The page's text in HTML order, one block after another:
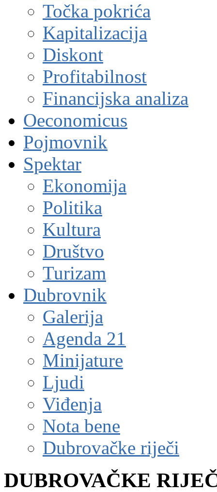
Točka pokrića
Kapitalizacija
Diskont
Profitabilnost
Financijska analiza
Oeconomicus
Pojmovnik
Spektar
Ekonomija
Politika
Kultura
Društvo
Turizam
Dubrovnik
Galerija
Agenda 21
Minijature
Ljudi
Viđenja
Nota bene
Dubrovačke riječi
DUBROVAČKE